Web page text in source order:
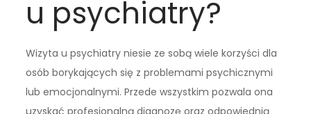
u psychiatry?
Wizyta u psychiatry niesie ze sobą wiele korzyści dla
osób borykających się z problemami psychicznymi
lub emocjonalnymi. Przede wszystkim pozwala ona